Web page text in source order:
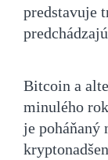
predstavuje
Bitcoin a
minulého
je poháňaný